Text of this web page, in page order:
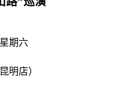
期六
明店）